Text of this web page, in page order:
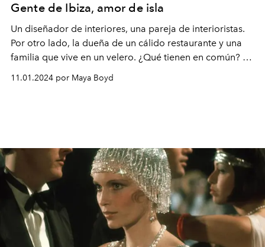
Gente de Ibiza, amor de isla
Un diseñador de interiores, una pareja de interioristas.
Por otro lado, la dueña de un cálido restaurante y una
familia que vive en un velero. ¿Qué tienen en común? Su
amor por la isla y el talento y creatividad que esta les
11.01.2024 por Maya Boyd